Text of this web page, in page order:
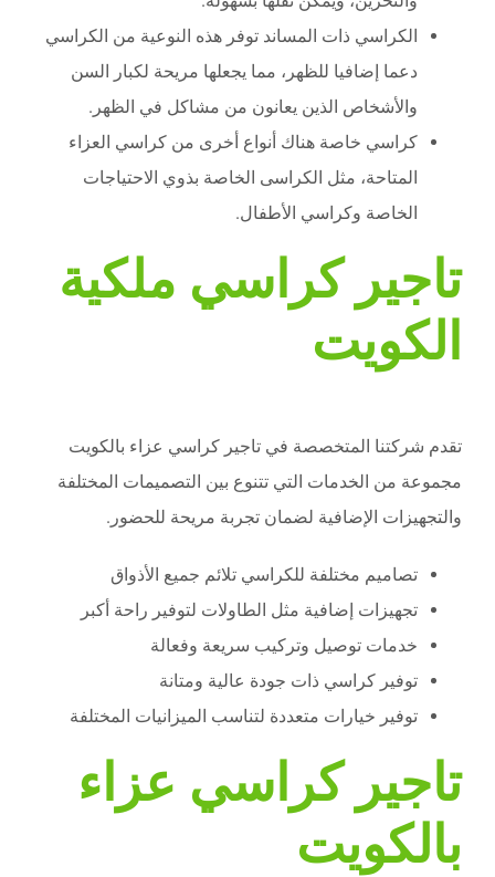
الكراسي ذات المساند توفر هذه النوعية من الكراسي
دعما إضافيا للظهر، مما يجعلها مريحة لكبار السن
والأشخاص الذين يعانون من مشاكل في الظهر.
كراسي خاصة هناك أنواع أخرى من كراسي العزاء
المتاحة، مثل الكراسى الخاصة بذوي الاحتياجات
الخاصة وكراسي الأطفال.
تاجير كراسي ملكية
الكويت
تقدم شركتنا المتخصصة في تاجير كراسي عزاء بالكويت
مجموعة من الخدمات التي تتنوع بين التصميمات المختلفة
والتجهيزات الإضافية لضمان تجربة مريحة للحضور.
تصاميم مختلفة للكراسي تلائم جميع الأذواق
تجهيزات إضافية مثل الطاولات لتوفير راحة أكبر
خدمات توصيل وتركيب سريعة وفعالة
توفير كراسي ذات جودة عالية ومتانة
توفير خيارات متعددة لتناسب الميزانيات المختلفة
تاجير كراسي عزاء
بالكويت